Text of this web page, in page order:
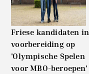
Friese kandidaten in
voorbereiding op
'Olympische Spelen
voor MBO-beroepen'